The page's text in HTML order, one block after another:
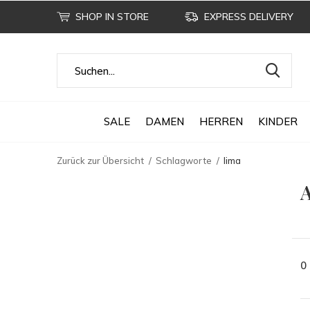
SALE DAMEN HERREN KINDER
SHOP IN STORE EXPRESS DELIVERY
Zurück zur Übersicht Schlagworte lima
0